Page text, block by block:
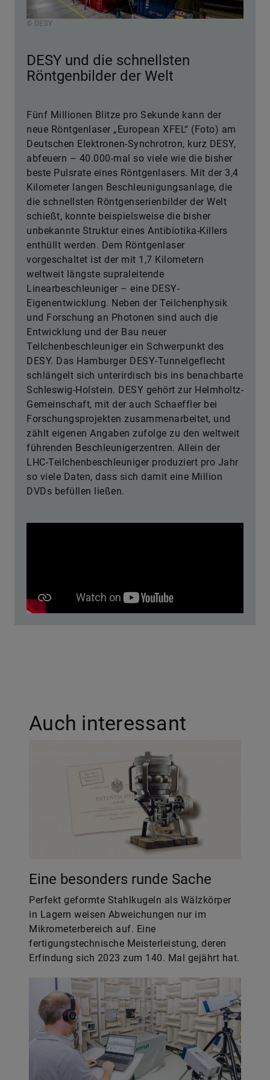
© DESY
DESY und die schnellsten
Röntgenbilder der Welt
Fünf Millionen Blitze pro Sekunde kann der
neue Röntgenlaser „European XFEL“ (Foto) am
Deutschen Elektronen-Synchrotron, kurz DESY,
abfeuern – 40.000-mal so viele wie die bisher
beste Pulsrate eines Röntgenlasers. Mit der 3,4
Kilometer langen Beschleunigungsanlage, die
die schnellsten Röntgenserienbilder der Welt
schießt, konnte beispielsweise die bisher
unbekannte Struktur eines Antibiotika-Killers
enthüllt werden. Dem Röntgenlaser
vorgeschaltet ist der mit 1,7 Kilometern
weltweit längste supraleitende
Linearbeschleuniger – eine DESY-
Eigenentwicklung. Neben der Teilchenphysik
und Forschung an Photonen sind auch die
Entwicklung und der Bau neuer
Teilchenbeschleuniger ein Schwerpunkt des
DESY. Das Hamburger DESY-Tunnelgeflecht
schlängelt sich unterirdisch bis ins benachbarte
Schleswig-Holstein. DESY gehört zur Helmholtz-
Gemeinschaft, mit der auch Schaeffler bei
Forschungsprojekten zusammenarbeitet, und
zählt eigenen Angaben zufolge zu den weltweit
führenden Beschleunigerzentren. Allein der
LHC-Teilchenbeschleuniger produziert pro Jahr
so viele Daten, dass sich damit eine Million
DVDs befüllen ließen.
Auch interessant
Eine besonders runde Sache
Perfekt geformte Stahlkugeln als Wälzkörper
in Lagern weisen Abweichungen nur im
Mikrometerbereich auf. Eine
fertigungstechnische Meisterleistung, deren
Erfindung sich 2023 zum 140. Mal gejährt hat.